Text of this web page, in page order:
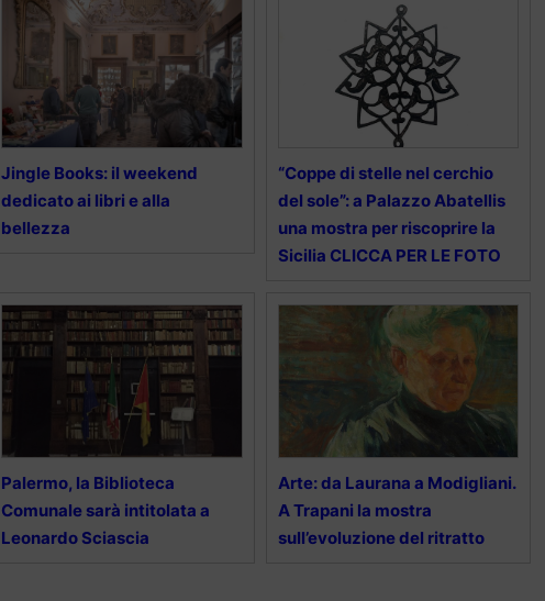
Jingle Books: il weekend
dedicato ai libri e alla
bellezza
“Coppe di stelle nel cerchio
del sole”: a Palazzo Abatellis
una mostra per riscoprire la
Sicilia CLICCA PER LE FOTO
Palermo, la Biblioteca
Comunale sarà intitolata a
Leonardo Sciascia
Arte: da Laurana a Modigliani.
A Trapani la mostra
sull’evoluzione del ritratto